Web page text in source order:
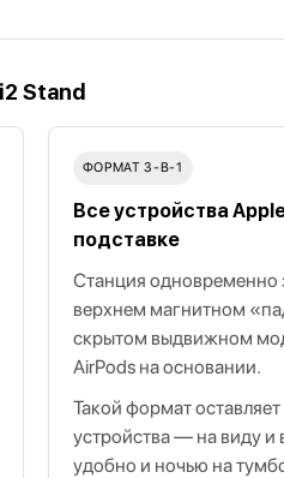
Stand
ФОРМАТ 3-В-1
Все устройства
подставке
Станция одновременно
верхнем магнитном
скрытом выдвижном
AirPods на основании.
Такой формат
устройства — на виду и
удобно и ночью на